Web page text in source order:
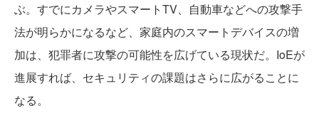
ぶ。すでにカメラやスマートTV、自動車などへの攻撃手
法が明らかになるなど、家庭内のスマートデバイスの増
加は、犯罪者に攻撃の可能性を広げている現状だ。IoEが
進展すれば、セキュリティの課題はさらに広がることに
なる。